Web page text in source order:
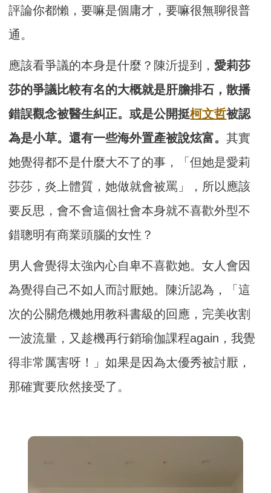
評論你都懶，要嘛是個庸才，要嘛很無聊很普
通。
應該看爭議的本身是什麼？陳沂提到，愛莉莎
莎的爭議比較有名的大概就是肝膽排石，散播
錯誤觀念被醫生糾正。或是公開挺柯文哲被認
為是小草。還有一些海外置產被說炫富。其實
她覺得都不是什麼大不了的事，「但她是愛莉
莎莎，炎上體質，她做就會被罵」，所以應該
要反思，會不會這個社會本身就不喜歡外型不
錯聰明有商業頭腦的女性？
男人會覺得太強內心自卑不喜歡她。女人會因
為覺得自己不如人而討厭她。陳沂認為，「這
次的公關危機她用教科書級的回應，完美收割
一波流量，又趁機再行銷瑜伽課程again，我覺
得非常厲害呀！」如果是因為太優秀被討厭，
那確實要欣然接受了。